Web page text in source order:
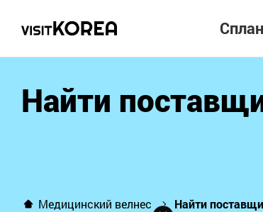
Найти
Медицинский велнес Найти